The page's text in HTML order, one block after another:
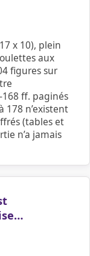
x 10), plein
aux
figures sur
ff. paginés
178 n’existent
(tables et
n’a jamais